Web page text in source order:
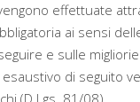
effettuate
ai sensi
e sulle
di seguito
(D.Lgs. 81/08).